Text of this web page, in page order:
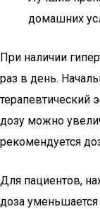
домашних
При наличии
раз в день.
терапевтический
дозу можно
рекомендуется
Для пациентов,
доза